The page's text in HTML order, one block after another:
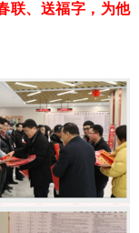
联、送福字，为他